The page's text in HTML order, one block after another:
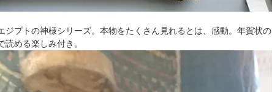
ジプトの神様シリーズ。本物をたくさん見れるとは、感動。年賀状の
める楽しみ付き。